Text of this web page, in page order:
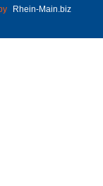
Rhein-Main.biz